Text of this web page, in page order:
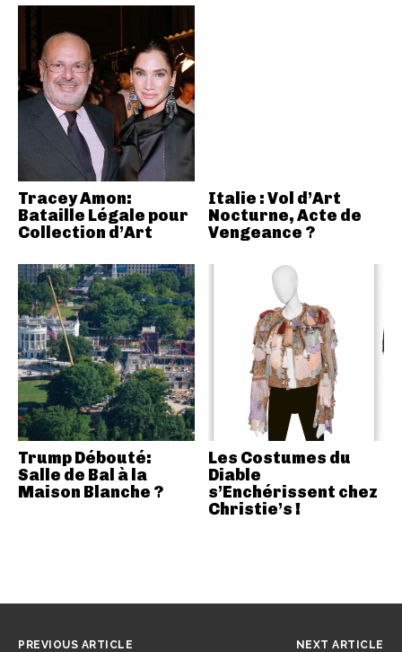
Tracey Amon:
Bataille Légale pour
Collection d’Art
Italie : Vol d’Art
Nocturne, Acte de
Vengeance ?
Trump Débouté:
Salle de Bal à la
Maison Blanche ?
Les Costumes du
Diable
s’Enchérissent chez
Christie’s !
PREVIOUS ARTICLE NEXT ARTICLE